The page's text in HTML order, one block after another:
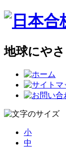
地球にや
小
中